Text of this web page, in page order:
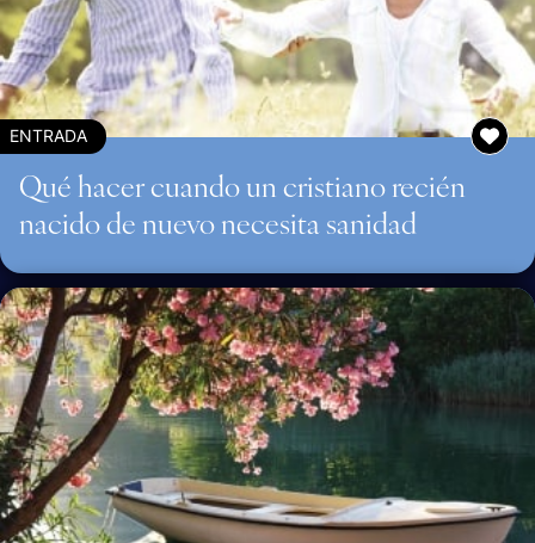
ENTRADA
Qué hacer cuando un cristiano recién
nacido de nuevo necesita sanidad